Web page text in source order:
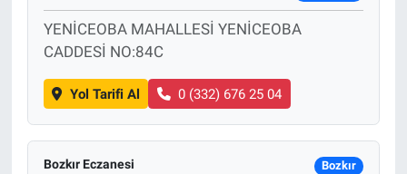
YENİCEOBA MAHALLESİ YENİCEOBA
CADDESİ NO:84C
Yol Tarifi Al 0 (332) 676 25 04
Bozkır Eczanesi Bozkır